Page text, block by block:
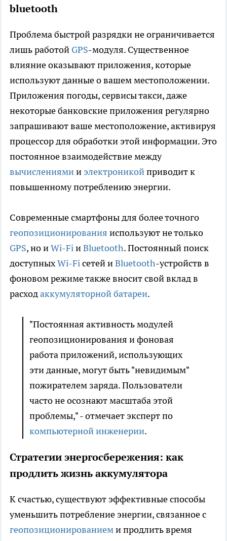
bluetooth
Проблема быстрой разрядки не ограничивается
лишь работой GPS-модуля. Существенное
влияние оказывают приложения, которые
используют данные о вашем местоположении.
Приложения погоды, сервисы такси, даже
некоторые банковские приложения регулярно
запрашивают ваше местоположение, активируя
процессор для обработки этой информации. Это
постоянное взаимодействие между
вычислениямии электроникойприводит к
повышенному потреблению энергии.
Современные смартфоны для более точного
геопозиционирования используют не только
GPS, но иWi-FiиBluetooth. Постоянный поиск
доступныхWi-Fiсетей иBluetooth-устройств в
фоновом режиме также вносит свой вклад в
расходаккумуляторной батареи.
"Постоянная активность модулей
геопозиционирования и фоновая
работа приложений, использующих
эти данные, могут быть "невидимым"
пожирателем заряда. Пользователи
часто не осознают масштаба этой
проблемы," - отмечает эксперт по
компьютерной инженерии.
Стратегии энергосбережения: как
продлить жизнь аккумулятора
К счастью, существуют эффективные способы
уменьшить потребление энергии, связанное с
геопозиционированиеми продлить время